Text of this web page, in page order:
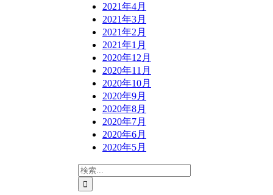
2021年4月
2021年3月
2021年2月
2021年1月
2020年12月
2020年11月
2020年10月
2020年9月
2020年8月
2020年7月
2020年6月
2020年5月
検
索